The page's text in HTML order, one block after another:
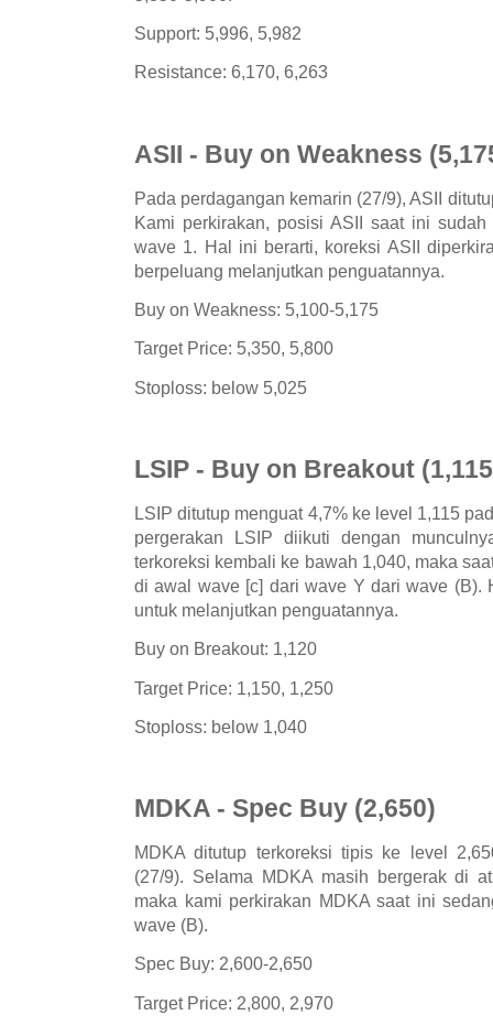
Support: 5,996, 5,982
Resistance: 6,170, 6,263
ASII - Buy on Weakness
Pada perdagangan kemarin (27/9), ASII
Kami perkirakan, posisi ASII saat ini
wave 1. Hal ini berarti, koreksi ASII
berpeluang melanjutkan penguatannya.
Buy on Weakness: 5,100-5,175
Target Price: 5,350, 5,800
Stoploss: below 5,025
LSIP - Buy on Breakout
LSIP ditutup menguat 4,7% ke level 1,115
pergerakan LSIP diikuti dengan
terkoreksi kembali ke bawah 1,040, maka
di awal wave [c] dari wave Y dari wave (B).
untuk melanjutkan penguatannya.
Buy on Breakout: 1,120
Target Price: 1,150, 1,250
Stoploss: below 1,040
MDKA - Spec Buy (2,650)
MDKA ditutup terkoreksi tipis ke level
(27/9). Selama MDKA masih bergerak di
maka kami perkirakan MDKA saat ini
wave (B).
Spec Buy: 2,600-2,650
Target Price: 2,800, 2,970